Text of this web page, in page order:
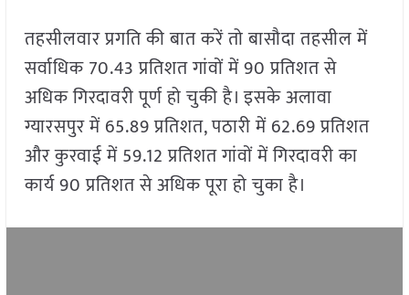
तहसीलवार प्रगति की बात करें तो बासौदा तहसील में
सर्वाधिक 70.43 प्रतिशत गांवों में 90 प्रतिशत से
अधिक गिरदावरी पूर्ण हो चुकी है। इसके अलावा
ग्यारसपुर में 65.89 प्रतिशत, पठारी में 62.69 प्रतिशत
और कुरवाई में 59.12 प्रतिशत गांवों में गिरदावरी का
कार्य 90 प्रतिशत से अधिक पूरा हो चुका है।